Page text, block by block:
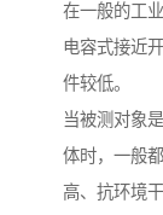
在一般的工
电容式接近
件较低。
当被测对象
体时，一般
高、抗环境